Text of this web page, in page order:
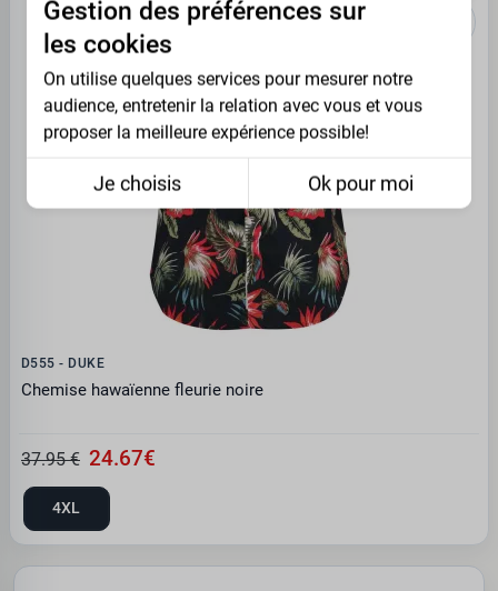
D555 - DUKE
Chemise hawaïenne fleurie noire
37.95 € 24.67€
4XL
Gestion des préférences sur
les cookies
On utilise quelques services pour mesurer notre
audience, entretenir la relation avec vous et vous
proposer la meilleure expérience possible!
Je choisis Ok pour moi